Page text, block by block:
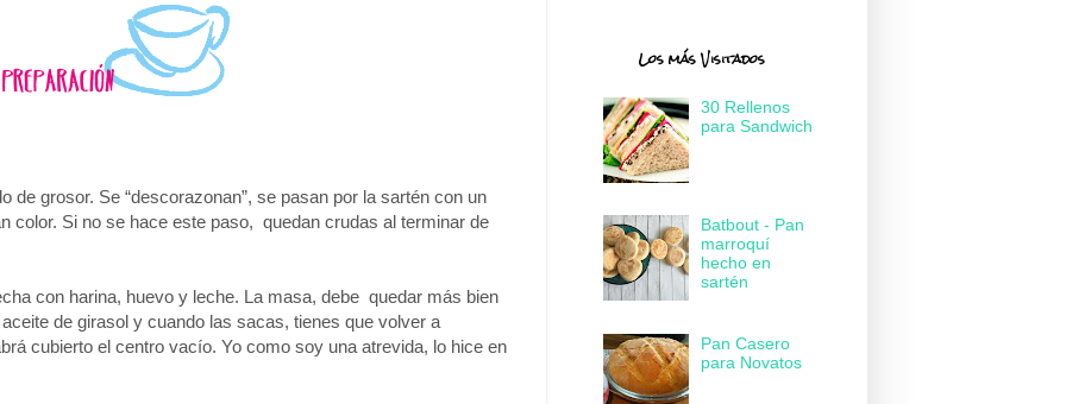
de grosor. Se “descorazonan”, se pasan por la sartén con un
color. Si no se hace este paso, quedan crudas al terminar de
con harina, huevo y leche. La masa, debe quedar más bien
de girasol y cuando las sacas, tienes que volver a
cubierto el centro vacío. Yo como soy una atrevida, lo hice en
Los más Visitados
30 Rellenos
para Sandwich
Batbout - Pan
marroquí
hecho en
sartén
Pan Casero
para Novatos